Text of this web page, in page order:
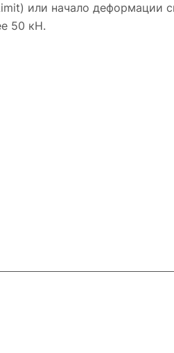
или начало деформации
50 кН.